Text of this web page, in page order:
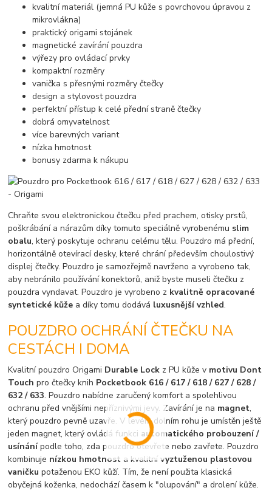
kvalitní materiál (jemná PU kůže s povrchovou úpravou z
mikrovlákna)
praktický origami stojánek
magnetické zavírání pouzdra
výřezy pro ovládací prvky
kompaktní rozměry
vanička s přesnými rozměry čtečky
design a stylovost pouzdra
perfektní přístup k celé přední straně čtečky
dobrá omyvatelnost
více barevných variant
nízka hmotnost
bonusy zdarma k nákupu
Chraňte svou elektronickou čtečku před prachem, otisky prstů,
poškrábání a nárazům díky tomuto speciálně vyrobenému slim
obalu, který poskytuje ochranu celému tělu. Pouzdro má přední,
horizontálně otevírací desky, které chrání především choulostivý
displej čtečky. Pouzdro je samozřejmě navrženo a vyrobeno tak,
aby nebránilo používání konektorů, aniž byste museli čtečku z
pouzdra vyndavat. Pouzdro je vyrobeno z kvalitně opracované
syntetické kůže a díky tomu dodává luxusnější vzhled.
POUZDRO OCHRÁNÍ ČTEČKU NA
CESTÁCH I DOMA
Kvalitní pouzdro Origami Durable Lock z PU kůže v motivu Dont
Touchpro čtečky knih Pocketbook 616 / 617 / 618 / 627 / 628 /
632 / 633. Pouzdro nabídne zaručený komfort a spolehlivou
ochranu před vnějšími nepříznivými jevy. Zavírání je na magnet,
který pouzdro pevně uzavře. V levém dolním rohu je umístěn ještě
jeden magnet, který ovládá funkci automatického probouzení /
usínánípodle toho, zda pouzdro otevřete nebo zavřete. Pouzdro
kombinuje nízkou hmotnost a kvalitnívyztuženou plastovou
vaničku potaženou EKO kůží. Tím, že není použita klasická
obyčejná koženka, nedochází časem k "olupování" a drolení kůže.